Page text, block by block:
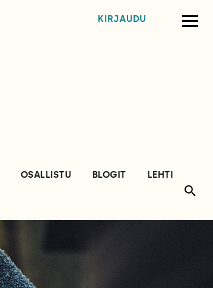
KIRJAUDU
OSALLISTU BLOGIT
LEHTI